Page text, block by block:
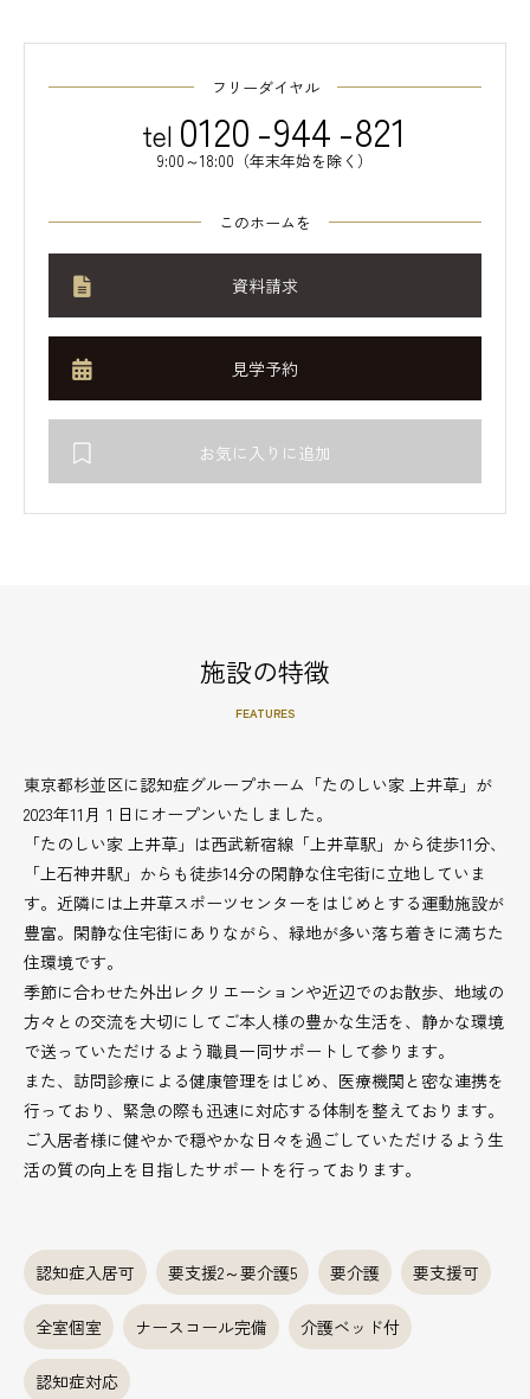
フリーダイヤル
tel 0120-944-821
9:00～18:00（年末年始を除く）
このホームを
資料請求
見学予約
お気に入りに追加
施設の特徴
FEATURES
東京都杉並区に認知症グループホーム「たのしい家 上井草」が
2023年11月１日にオープンいたしました。
「たのしい家 上井草」は西武新宿線「上井草駅」から徒歩11分、
「上石神井駅」からも徒歩14分の閑静な住宅街に立地していま
す。近隣には上井草スポーツセンターをはじめとする運動施設が
豊富。閑静な住宅街にありながら、緑地が多い落ち着きに満ちた
住環境です。
季節に合わせた外出レクリエーションや近辺でのお散歩、地域の
方々との交流を大切にしてご本人様の豊かな生活を、静かな環境
で送っていただけるよう職員一同サポートして参ります。
また、訪問診療による健康管理をはじめ、医療機関と密な連携を
行っており、緊急の際も迅速に対応する体制を整えております。
ご入居者様に健やかで穏やかな日々を過ごしていただけるよう生
活の質の向上を目指したサポートを行っております。
認知症入居可 要支援2～要介護5 要介護 要支援可
全室個室 ナースコール完備 介護ベッド付
認知症対応